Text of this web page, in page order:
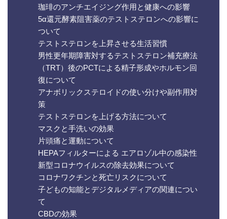
珈琲のアンチエイジング作用と健康への影響
5α還元酵素阻害薬のテストステロンへの影響に
ついて
テストステロンを上昇させる生活習慣
男性更年期障害対するテストステロン補充療法
（TRT）後のPCTによる精子形成やホルモン回
復について
アナボリックステロイドの使い分けや副作用対
策
テストステロンを上げる方法について
マスクと手洗いの効果
片頭痛と運動について
HEPAフィルターによる エアロゾル中の感染性
新型コロナウイルスの除去効果について
コロナワクチンと死亡リスクについて
子どもの知能とデジタルメディアの関連につい
て
CBDの効果